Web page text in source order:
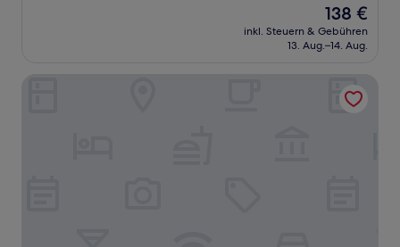
Der
Preis
beträgt
138 €
inkl. Steuern & Gebühren
13. Aug.–14. Aug.